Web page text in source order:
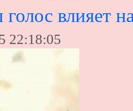
голос влияет
22:18:05